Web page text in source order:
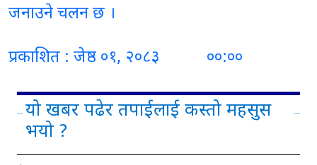
जनाउने चलन छ ।
प्रकाशित : जेष्ठ ०१, २०८३ ००:००
यो खबर पढेर तपाईलाई कस्तो महसुस
भयो ?